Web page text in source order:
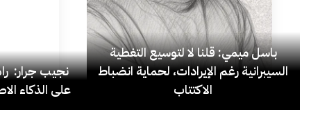
باسل ميمي: قلنا لا لتوسيع التغطية
السيبرانية رغم الإيرادات، لحماية انضباط
الاكتتاب
نجيب جرار:
على الذكاء